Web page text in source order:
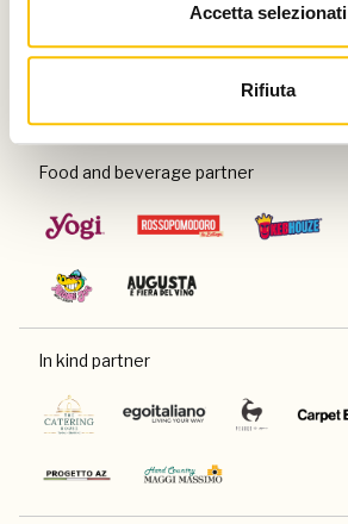
Accetta selezionati
Rifiuta
Con il patrocinio di
Food and beverage partner
In kind partner